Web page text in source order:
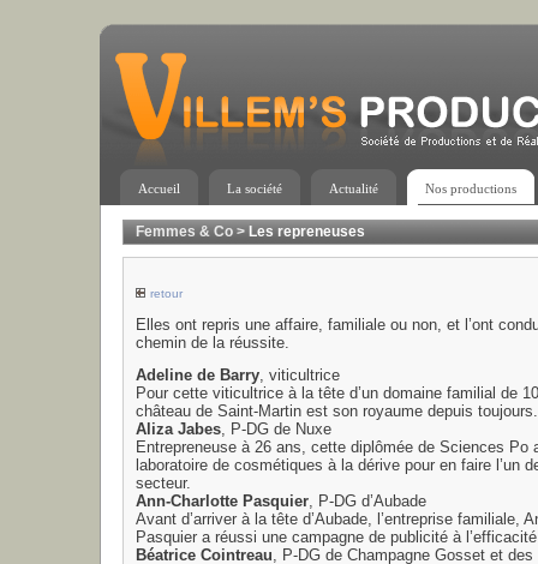
Accueil La société Actualité Nos productions
Femmes & Co > Les repreneuses
retour
Elles ont repris une affaire, familiale ou non, et l’ont
chemin de la réussite.
Adeline de Barry, viticultrice
Pour cette viticultrice à la tête d’un domaine familial de
château de Saint-Martin est son royaume depuis toujours.
Aliza Jabes, P-DG de Nuxe
Entrepreneuse à 26 ans, cette diplômée de Sciences Po
laboratoire de cosmétiques à la dérive pour en faire l’un
secteur.
Ann-Charlotte Pasquier, P-DG d’Aubade
Avant d’arriver à la tête d’Aubade, l’entreprise familiale,
Pasquier a réussi une campagne de publicité à
Béatrice Cointreau, P-DG de Champagne Gosset et des